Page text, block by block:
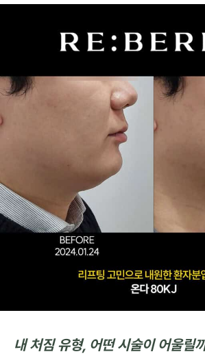
내 처짐 유형, 어떤 시술이 어울릴